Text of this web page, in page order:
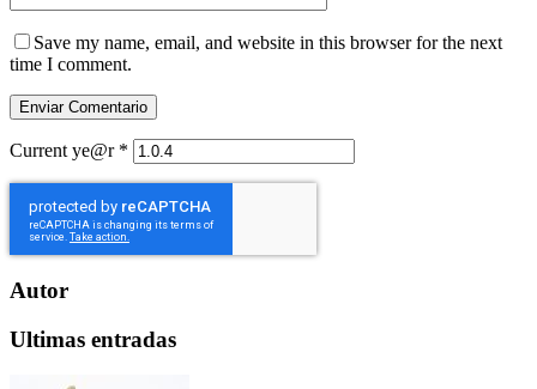
Save my name, email, and website in this browser for the next
time I comment.
Current ye@r *
Autor
Ultimas entradas